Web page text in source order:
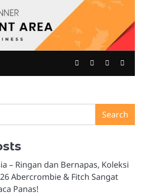
TwitterFacebook
Youtube
Search
– Ringan dan Bernapas, Koleksi
Abercrombie & Fitch Sangat
Panas!